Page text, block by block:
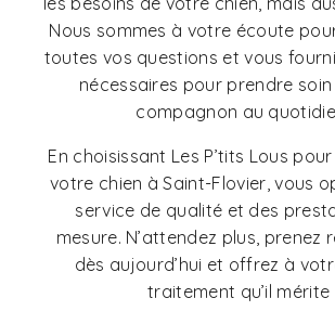
Nous sommes à votre écoute
toutes vos questions et vous
nécessaires pour prendre
compagnon au
En choisissant Les P’tits Lous
votre chien à Saint-Flovier, vous
service de qualité et des
mesure. N’attendez plus, prenez
dès aujourd’hui et offrez à
traitement qu’il mérite